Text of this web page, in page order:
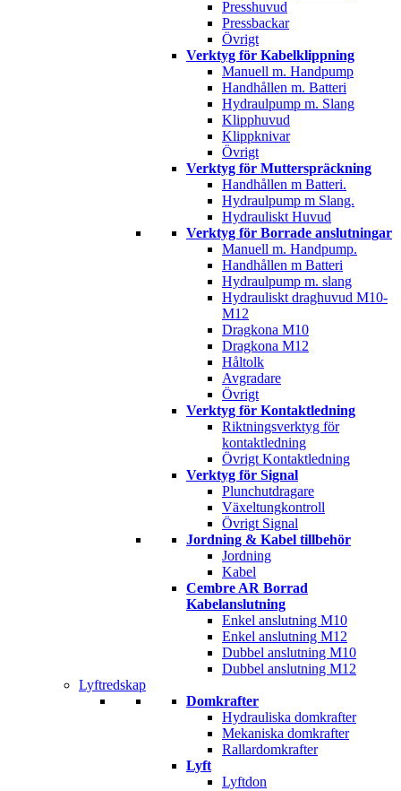
Presshuvud
Pressbackar
Övrigt
Verktyg för Kabelklippning
Manuell m. Handpump
Handhållen m. Batteri
Hydraulpump m. Slang
Klipphuvud
Klippknivar
Övrigt
Verktyg för Mutterspräckning
Handhållen m Batteri.
Hydraulpump m Slang.
Hydrauliskt Huvud
Verktyg för Borrade anslutningar
Manuell m. Handpump.
Handhållen m Batteri
Hydraulpump m. slang
Hydrauliskt draghuvud M10-
M12
Dragkona M10
Dragkona M12
Håltolk
Avgradare
Övrigt
Verktyg för Kontaktledning
Riktningsverktyg för
kontaktledning
Övrigt Kontaktledning
Verktyg för Signal
Plunchutdragare
Växeltungkontroll
Övrigt Signal
Jordning & Kabel tillbehör
Jordning
Kabel
Cembre AR Borrad
Kabelanslutning
Enkel anslutning M10
Enkel anslutning M12
Dubbel anslutning M10
Dubbel anslutning M12
Lyftredskap
Domkrafter
Hydrauliska domkrafter
Mekaniska domkrafter
Rallardomkrafter
Lyft
Lyftdon